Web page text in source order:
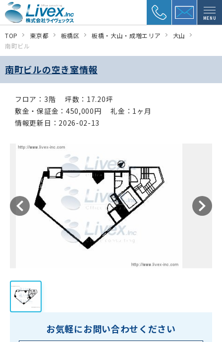
MENU
TOP 東京都 板橋区 板橋・大山・成増エリア
大山
南町ビル
南町ビルの空き室情報
フロア：3階
坪数：17.20坪
敷金・保証金：450,000円
礼金：1ヶ月
情報更新日：2026-02-13
お気軽にお問い合わせください